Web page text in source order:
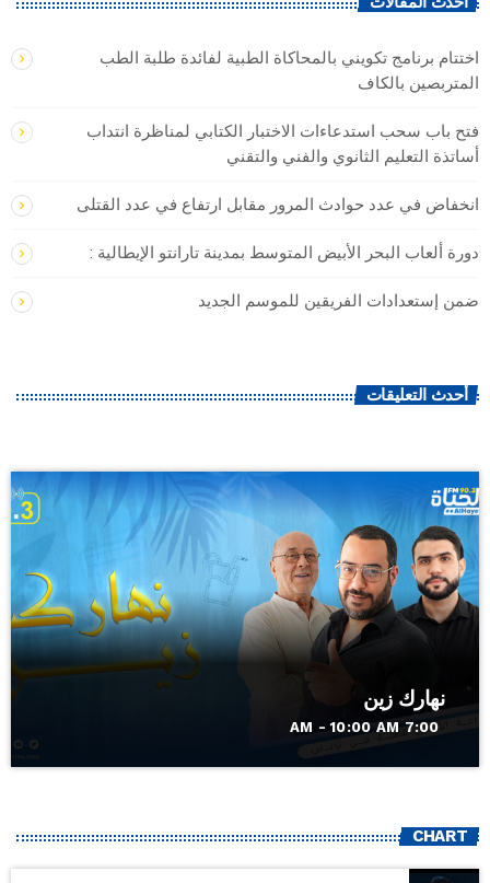
اختتام برنامج تكويني بالمحاكاة الطبية لفائدة طلبة الطب
المتربصين بالكاف
فتح باب سحب استدعاءات الاختبار الكتابي لمناظرة انتداب
أساتذة التعليم الثانوي والفني والتقني
انخفاض في عدد حوادث المرور مقابل ارتفاع في عدد القتلى
دورة ألعاب البحر الأبيض المتوسط بمدينة تارانتو الإيطالية :
ضمن إستعدادات الفريقين للموسم الجديد
أحدث التعليقات
نهارك زين
7:00 AM - 10:00 AM
CHART